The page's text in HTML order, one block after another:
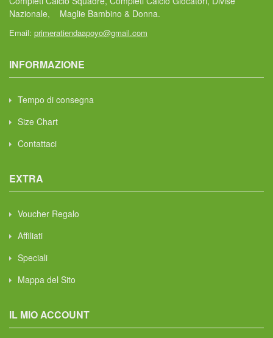
Nazionale, Maglie Bambino & Donna.
Email: primeratiendaapoyo@gmail.com
INFORMAZIONE
Tempo di consegna
Size Chart
Contattaci
EXTRA
Voucher Regalo
Affiliati
Speciali
Mappa del Sito
IL MIO ACCOUNT